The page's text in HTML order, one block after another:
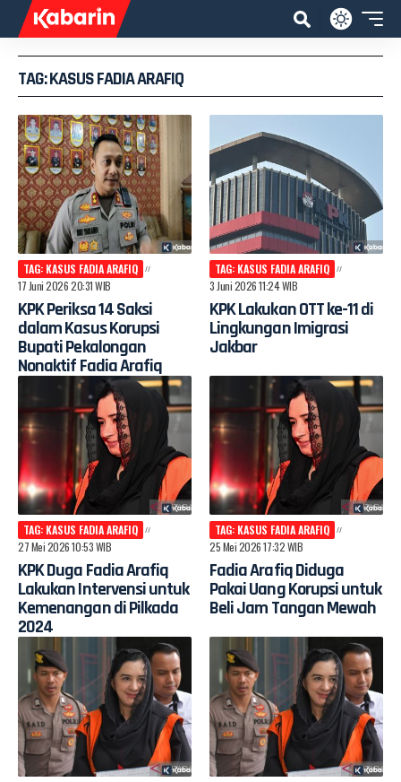
TAG: KASUS FADIA ARAFIQ
TAG: KASUS FADIA ARAFIQ
17 Juni 2026 20:31 WIB
KPK Periksa 14 Saksi
dalam Kasus Korupsi
Bupati Pekalongan
Nonaktif Fadia Arafiq
TAG: KASUS FADIA ARAFIQ
3 Juni 2026 11:24 WIB
KPK Lakukan OTT ke-11 di
Lingkungan Imigrasi
Jakbar
TAG: KASUS FADIA ARAFIQ
27 Mei 2026 10:53 WIB
KPK Duga Fadia Arafiq
Lakukan Intervensi untuk
Kemenangan di Pilkada
2024
TAG: KASUS FADIA ARAFIQ
25 Mei 2026 17:32 WIB
Fadia Arafiq Diduga
Pakai Uang Korupsi untuk
Beli Jam Tangan Mewah